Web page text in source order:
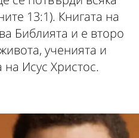
13:1). Книгата на
Библията и е второ
ученията и
на Исус Христос.